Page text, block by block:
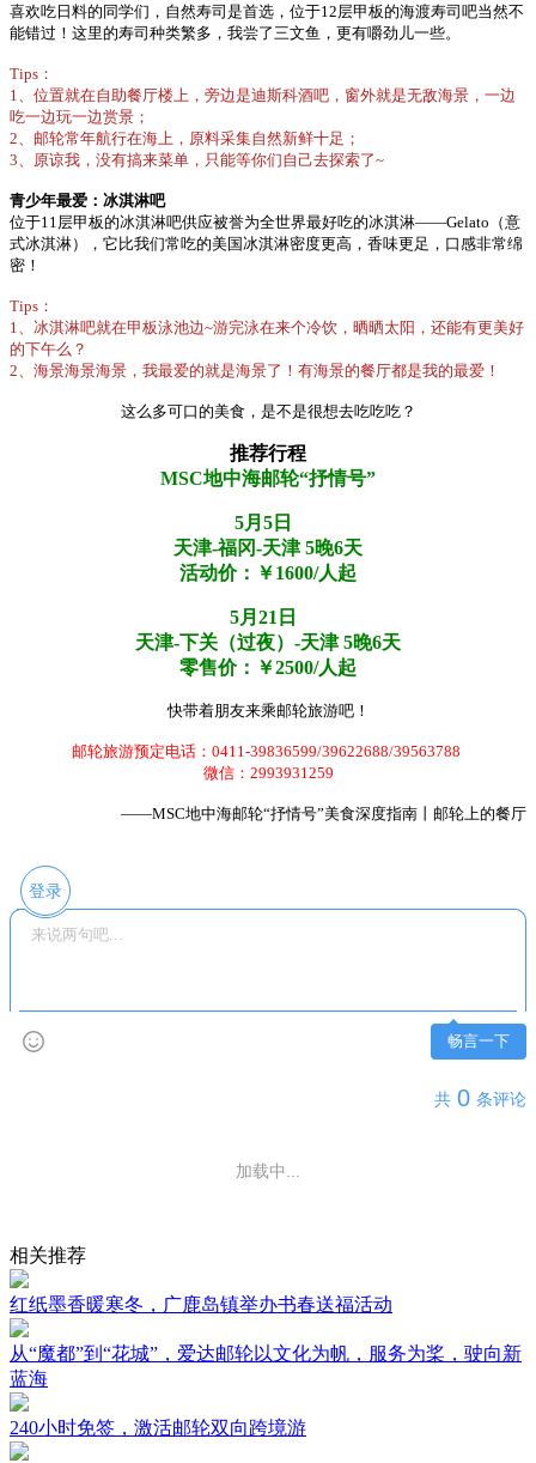
喜欢吃日料的同学们，自然寿司是首选，位于12层甲板的海渡寿司吧当然不
能错过！这里的寿司种类繁多，我尝了三文鱼，更有嚼劲儿一些。
Tips：
1、位置就在自助餐厅楼上，旁边是迪斯科酒吧，窗外就是无敌海景，一边
吃一边玩一边赏景；
2、邮轮常年航行在海上，原料采集自然新鲜十足；
3、原谅我，没有搞来菜单，只能等你们自己去探索了~
青少年最爱：冰淇淋吧
位于11层甲板的冰淇淋吧供应被誉为全世界最好吃的冰淇淋——Gelato（意
式冰淇淋），它比我们常吃的美国冰淇淋密度更高，香味更足，口感非常绵
密！
Tips：
1、冰淇淋吧就在甲板泳池边~游完泳在来个冷饮，晒晒太阳，还能有更美好
的下午么？
2、海景海景海景，我最爱的就是海景了！有海景的餐厅都是我的最爱！
这么多可口的美食，是不是很想去吃吃吃？
推荐行程
MSC地中海邮轮“抒情号”
5月5日
天津-福冈-天津 5晚6天
活动价：￥1600/人起
5月21日
天津-下关（过夜）-天津 5晚6天
零售价：￥2500/人起
快带着朋友来乘邮轮旅游吧！
邮轮旅游预定电话：0411-39836599/39622688/39563788
微信：2993931259
——MSC地中海邮轮“抒情号”美食深度指南丨邮轮上的餐厅
登录
畅言一下
共 0 条评论
加载中...
相关推荐
红纸墨香暖寒冬，广鹿岛镇举办书春送福活动
从“魔都”到“花城”，爱达邮轮以文化为帆，服务为桨，驶向新
蓝海
240小时免签，激活邮轮双向跨境游